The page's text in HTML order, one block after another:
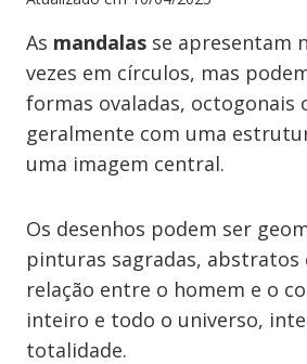
As mandalas se apresentam
vezes em círculos, mas
formas ovaladas, octogonais
geralmente com uma
uma imagem central.
Os desenhos podem ser
pinturas sagradas, abstratos
relação entre o homem e o
inteiro e todo o universo,
totalidade.